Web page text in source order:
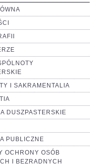
I SAKRAMENTALIA
DUSZPASTERSKIE
PUBLICZNE
OCHRONY OSÓB
I BEZRADNYCH